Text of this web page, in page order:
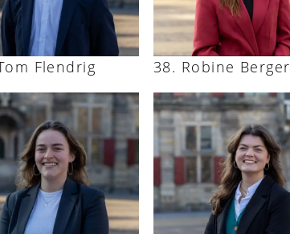
Flendrig Robine Berger